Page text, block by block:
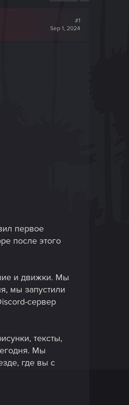
#1
Sep 1, 2024
первое
после этого
и движки. Мы
мы запустили
сервер
тексты,
Мы
где вы с